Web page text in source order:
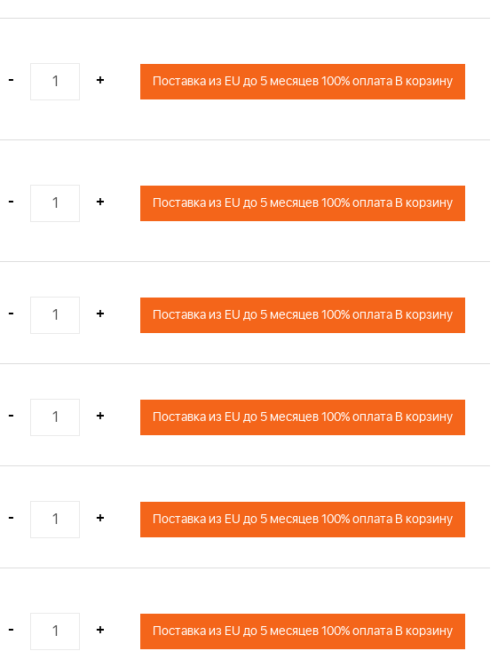
- + Поставка из EU до 5 месяцев 100% оплата В корзину
- + Поставка из EU до 5 месяцев 100% оплата В корзину
- + Поставка из EU до 5 месяцев 100% оплата В корзину
- + Поставка из EU до 5 месяцев 100% оплата В корзину
- + Поставка из EU до 5 месяцев 100% оплата В корзину
- + Поставка из EU до 5 месяцев 100% оплата В корзину